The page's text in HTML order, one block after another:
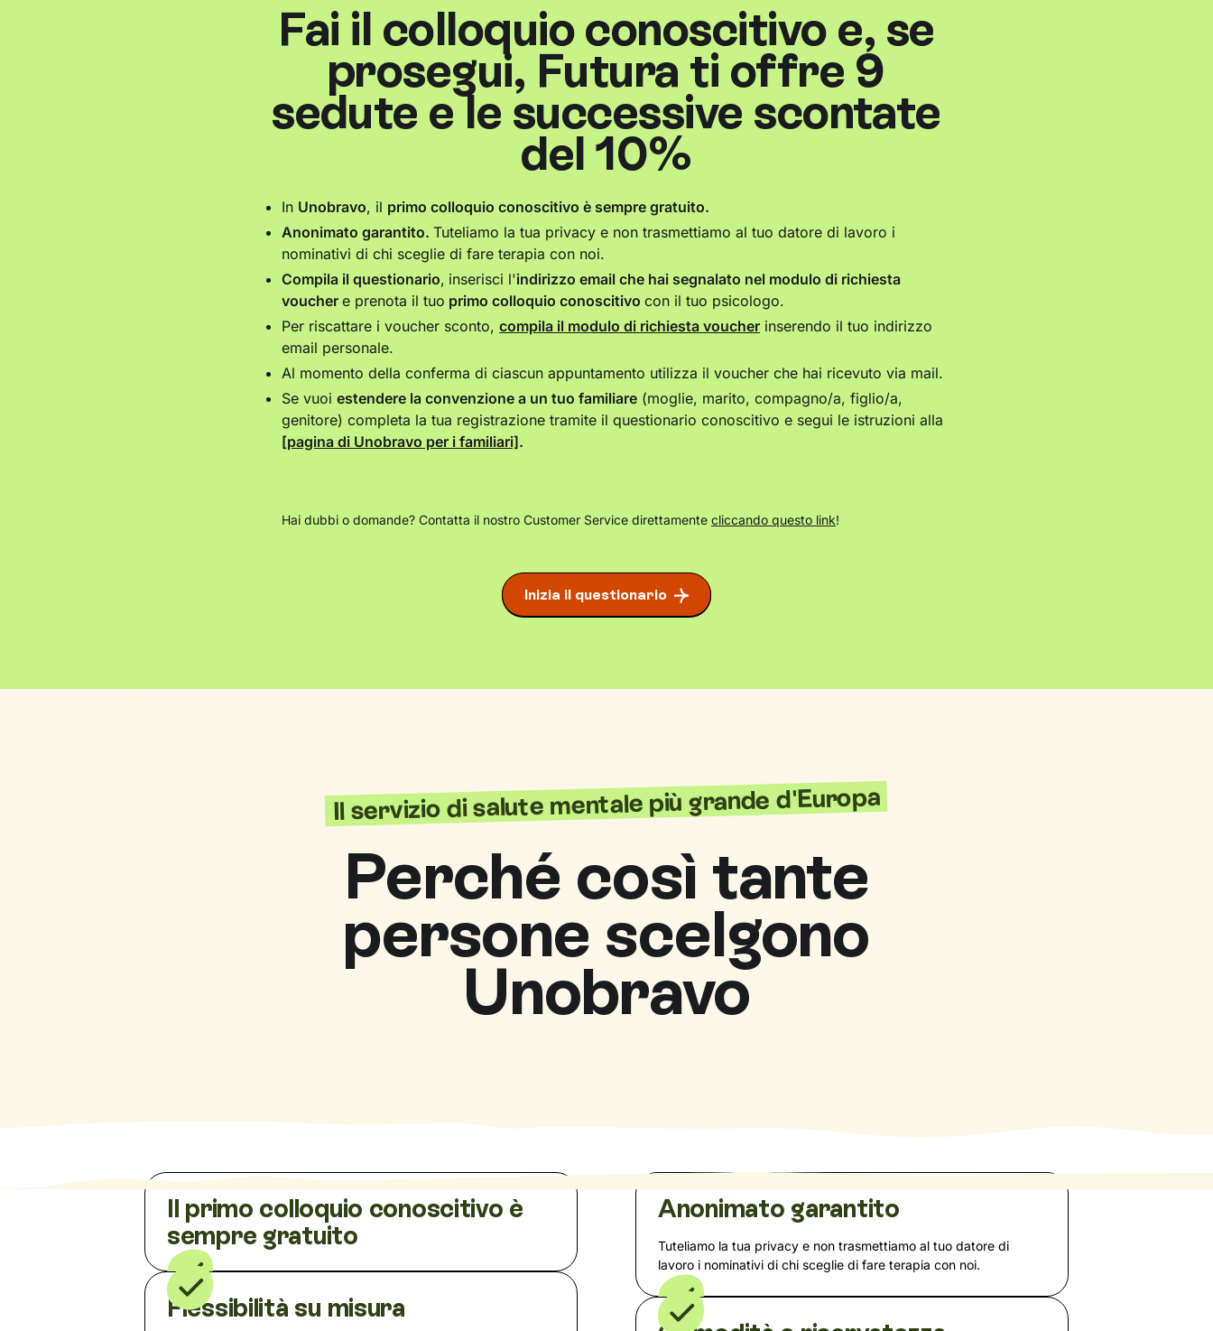
Fai il colloquio conoscitivo e, se
prosegui, Futura ti offre 9
sedute e le successive scontate
del 10%
In Unobravo, il primo colloquio conoscitivo è sempre gratuito.
Anonimato garantito. Tuteliamo la tua privacy e non trasmettiamo al tuo datore di lavoro i
nominativi di chi sceglie di fare terapia con noi.
Compila il questionario, inserisci l'indirizzo email che hai segnalato nel modulo di richiesta
voucher e prenota il tuo primo colloquio conoscitivo con il tuo psicologo.
Per riscattare i voucher sconto, compila il modulo di richiesta voucher inserendo il tuo indirizzo
email personale.
Al momento della conferma di ciascun appuntamento utilizza il voucher che hai ricevuto via mail.
Se vuoi estendere la convenzione a un tuo familiare (moglie, marito, compagno/a, figlio/a,
genitore) completa la tua registrazione tramite il questionario conoscitivo e segui le istruzioni alla
[pagina di Unobravo per i familiari].
Hai dubbi o domande? Contatta il nostro Customer Service direttamente cliccando questo link!
Inizia il questionario
Il servizio di salute mentale più grande d'Europa
Perché così tante
persone scelgono
Unobravo
Il primo colloquio conoscitivo è
sempre gratuito
Flessibilità su misura
Anonimato garantito
Tuteliamo la tua privacy e non trasmettiamo al tuo datore di
lavoro i nominativi di chi sceglie di fare terapia con noi.